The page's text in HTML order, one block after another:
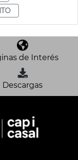
de Interés
Descargas